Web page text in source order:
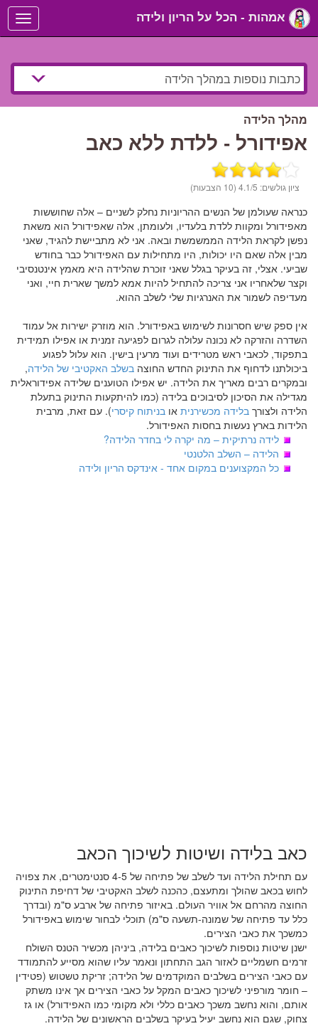
Toggle
navigation
מהלך הלידה
אפידורל - ללדת ללא כאב
ציון גולשים: 4.1/5 (10 הצבעות)
כנראה שעולמן של הנשים ההריוניות נחלק לשניים – אלה שחוששות
מאפידורל ומקוות ללדת בלעדיו, ולעומתן, אלה שאפידורל הוא משאת
נפשן לקראת הלידה הממשמשת ובאה. אני לא מתביישת להגיד, שאני
מבין אלה שאם היו יכולות, היו מתחילות עם האפידורל כבר בחודש
שביעי. אצלי, זה בעיקר בגלל שאני זוכרת שהלידה היא מאמץ אינטנסיבי
וקצר שלאחריו אני צריכה להתחיל להיות אמא למשך שארית חיי, ואני
מעדיפה לשמור את האנרגיות שלי לשלב ההוא.
אין ספק שיש חסרונות לשימוש באפידורל. הוא מוזרק ישירות אל עמוד
השדרה והזרקה לא נכונה עלולה לגרום לפגיעה זמנית או אפילו תמידית
בתפקוד, לכאבי ראש מטרידים ועוד מרעין בישין. הוא עלול לפגוע
ביכולתנו לדחוף את התינוק החדש החוצה בשלב האקטיבי של הלידה,
ובמקרים רבים מאריך את הלידה. יש אפילו הטוענים שלידה אפידוראלית
מגדילה את הסיכון לסיבוכים בלידה (כמו להיתקעות התינוק בתעלת
הלידה ולצורך בלידה מכשירנית או בניתוח קיסרי). עם זאת, מרבית
הלידות בארץ נעשות בחסות האפידורל.
לידה נרתיקית – מה יקרה לי בחדר הלידה?
הלידה – השלב הלטנטי
כל המקצוענים במקום אחד - אינדקס הריון ולידה
כאב בלידה ושיטות לשיכוך הכאב
עם תחילת הלידה ועד לשלב של פתיחה של 4-5 סנטימטרים, את צפויה
לחוש בכאב שהולך ומתעצם, כהכנה לשלב האקטיבי של דחיפת התינוק
החוצה מהרחם אל אוויר העולם. באיזור פתיחה של ארבע ס"מ (ובדרך
כלל עד פתיחה של שמונה-תשעה ס"מ) תוכלי לבחור שימוש באפידורל
כמשכך את כאבי הצירים.
ישנן שיטות נוספות לשיכוך כאבים בלידה, ביניהן מכשיר הטנס השולח
זרמים חשמליים לאזור הגב התחתון ונאמר עליו שהוא מסייע להתמודד
עם כאבי הצירים בשלבים המוקדמים של הלידה; זריקת טשטוש (פטידין
– חומר מורפיני לשיכוך כאבים המקל על כאבי הצירים אך אינו משתק
אותם, והוא נחשב משכך כאבים כללי ולא מקומי כמו האפידורל) או גז
צחוק, שגם הוא נחשב יעיל בעיקר בשלבים הראשונים של הלידה.